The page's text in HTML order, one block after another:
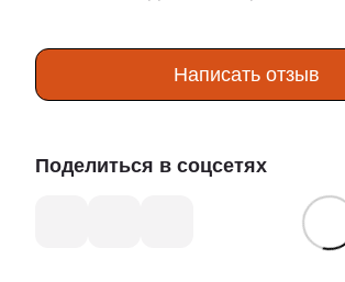
Написать отзыв
Поделиться в соцсетях